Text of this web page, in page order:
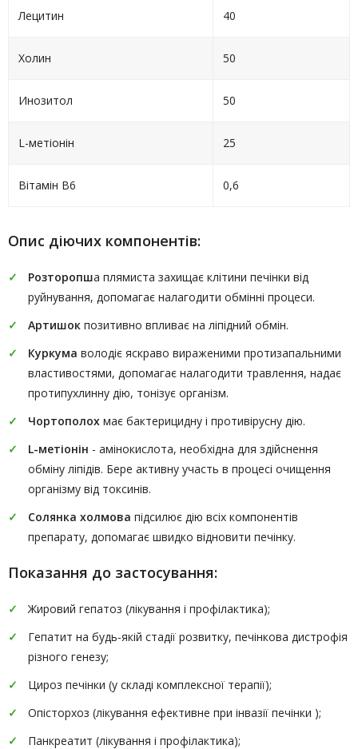
Лецитин 40
Холин 50
Инозитол 50
L-метіонін 25
Вітамін В6 0,6
Опис діючих компонентів:
Розторопша плямиста захищає клітини печінки від
руйнування, допомагає налагодити обмінні процеси.
Артишок позитивно впливає на ліпідний обмін.
Куркума володіє яскраво вираженими протизапальними
властивостями, допомагає налагодити травлення, надає
протипухлинну дію, тонізує організм.
Чортополох має бактерицидну і противірусну дію.
L-метіонін - амінокислота, необхідна для здійснення
обміну ліпідів. Бере активну участь в процесі очищення
організму від токсинів.
Солянка холмова підсилює дію всіх компонентів
препарату, допомагає швидко відновити печінку.
Показання до застосування:
Жировий гепатоз (лікування і профілактика);
Гепатит на будь-якій стадії розвитку, печінкова дистрофія
різного генезу;
Цироз печінки (у складі комплексної терапії);
Опісторхоз (лікування ефективне при інвазії печінки );
Панкреатит (лікування і профілактика);